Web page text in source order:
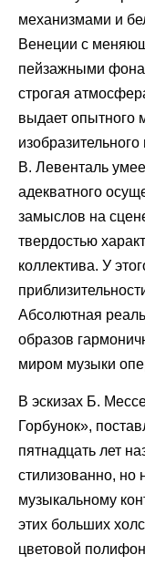
механизмами и
Венеции с
пейзажными
строгая
выдает опытного
В. Левенталь
адекватного
замыслов на
твердостью
коллектива. У
Абсолютная
образов
миром музыки
В эскизах Б.
Горбунок»,
пятнадцать лет
стилизованно, но
музыкальному
этих больших
цветовой